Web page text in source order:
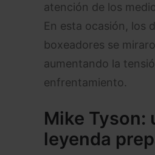
atención de los
En esta ocasión, los
boxeadores se
aumentando la
enfrentamiento.
Mike Tyson:
leyenda